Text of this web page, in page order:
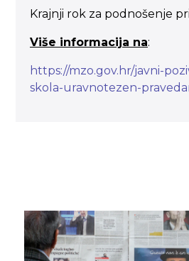
Krajnji rok za podnošenje
Više informacija na:
https://mzo.gov.hr/javni-
skola-uravnotezen-